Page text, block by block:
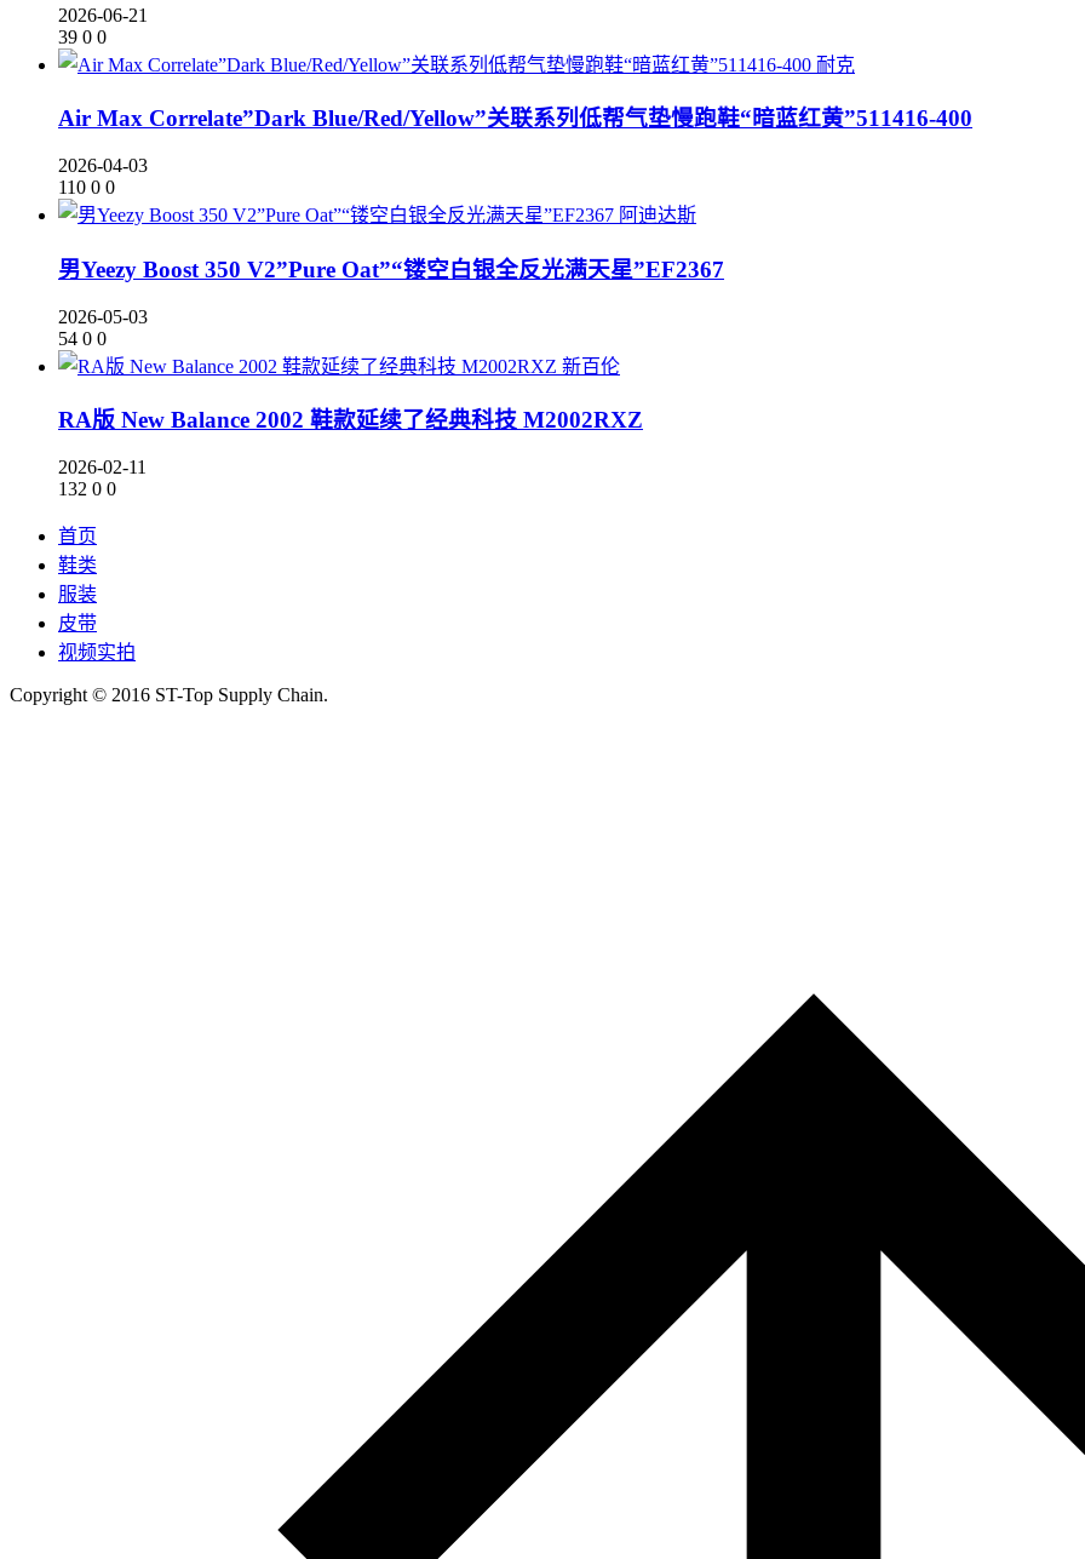
2026-06-21
39 0 0
耐克
Air Max Correlate”Dark Blue/Red/Yellow”关联系列低帮气垫慢跑鞋“暗蓝红黄”511416-400
2026-04-03
110 0 0
阿迪达斯
男Yeezy Boost 350 V2”Pure Oat”“镂空白银全反光满天星”EF2367
2026-05-03
54 0 0
新百伦
RA版 New Balance 2002 鞋款延续了经典科技 M2002RXZ
2026-02-11
132 0 0
首页
鞋类
服装
皮带
视频实拍
Copyright © 2016 ST-Top Supply Chain.